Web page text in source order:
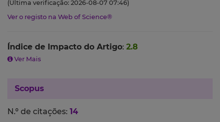
(Última verificação: 2026-08-07 07:46)
Ver o registo na Web of Science®
Índice de Impacto do Artigo: 2.8
Ver Mais
Scopus
N.º de citações: 14